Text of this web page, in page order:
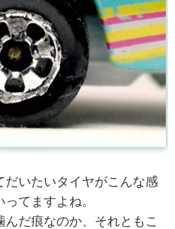
だいたいタイヤがこんな感
てますよね。
だ痕なのか、それともこ